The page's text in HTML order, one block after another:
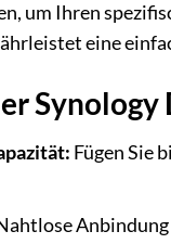
um Ihren
eine
Fügen Sie